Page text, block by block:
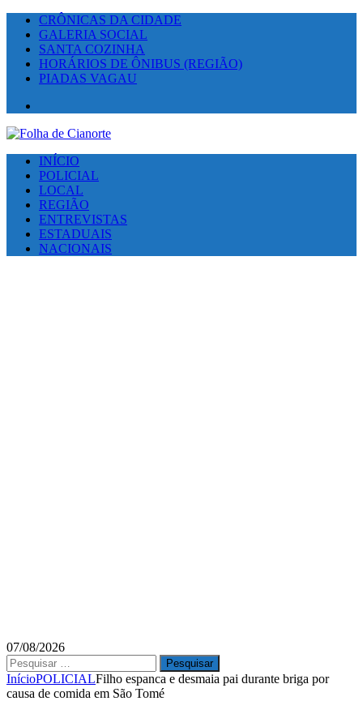
CRÔNICAS DA CIDADE
GALERIA SOCIAL
SANTA COZINHA
HORÁRIOS DE ÔNIBUS (REGIÃO)
PIADAS VAGAU
INÍCIO
POLICIAL
LOCAL
REGIÃO
ENTREVISTAS
ESTADUAIS
NACIONAIS
07/08/2026
Pesquisar
por:
InícioPOLICIALFilho espanca e desmaia pai durante briga por
causa de comida em São Tomé